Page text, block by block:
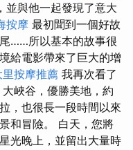
並與他一起發現了意大
按摩 最初聞到一個好故
……所以基本的故事很
給電影帶來了巨大的增
里按摩推薦 我再次看了
峽谷，優勝美地，約
，也很長一段時間以來
和冒險。 白天，您將
光晚上，並留出大量時